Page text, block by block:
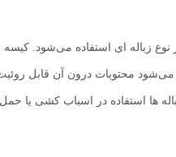
زباله ای استفاده می‌شود.
محتویات درون آن قابل
ها استفاده در اسباب کشی